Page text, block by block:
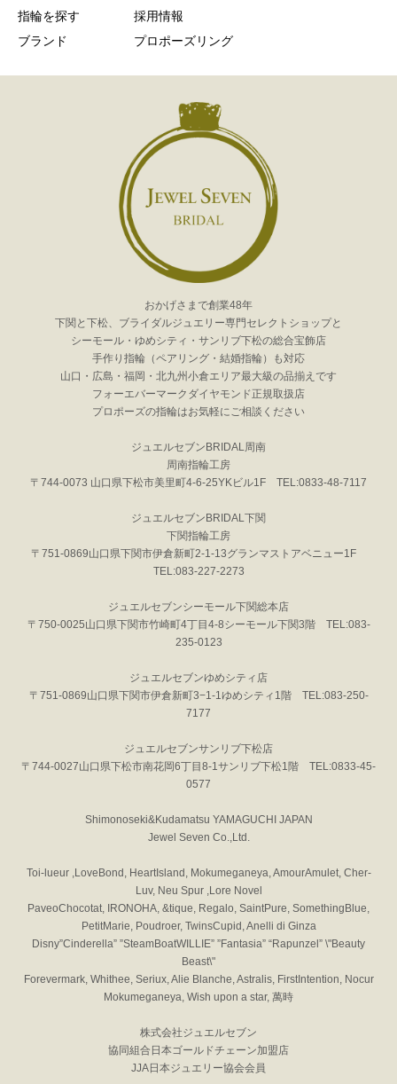
指輪を探す
ブランド
採用情報
プロポーズリング
おかげさまで創業48年
下関と下松、ブライダルジュエリー専門セレクトショップと
シーモール・ゆめシティ・サンリブ下松の総合宝飾店
手作り指輪（ペアリング・結婚指輪）も対応
山口・広島・福岡・北九州小倉エリア最大級の品揃えです
フォーエバーマークダイヤモンド正規取扱店
プロポーズの指輪はお気軽にご相談ください
ジュエルセブンBRIDAL周南
周南指輪工房
〒744-0073 山口県下松市美里町4-6-25YKビル1F TEL:0833-48-7117
ジュエルセブンBRIDAL下関
下関指輪工房
〒751-0869山口県下関市伊倉新町2-1-13グランマストアベニュー1F
TEL:083-227-2273
ジュエルセブンシーモール下関総本店
〒750-0025山口県下関市竹崎町4丁目4-8シーモール下関3階 TEL:083-
235-0123
ジュエルセブンゆめシティ店
〒751-0869山口県下関市伊倉新町3−1-1ゆめシティ1階 TEL:083-250-
7177
ジュエルセブンサンリブ下松店
〒744-0027山口県下松市南花岡6丁目8-1サンリブ下松1階 TEL:0833-45-
0577
Shimonoseki&Kudamatsu YAMAGUCHI JAPAN
Jewel Seven Co.,Ltd.
Toi-lueur ,LoveBond, HeartIsland, Mokumeganeya, AmourAmulet, Cher-
Luv, Neu Spur ,Lore Novel
PaveoChocotat, IRONOHA, &tique, Regalo, SaintPure, SomethingBlue,
PetitMarie, Poudroer, TwinsCupid, Anelli di Ginza
Disny”Cinderella” ”SteamBoatWILLIE” ”Fantasia” “Rapunzel” \"Beauty
Beast\"
Forevermark, Whithee, Seriux, Alie Blanche, Astralis, FirstIntention, Nocur
Mokumeganeya, Wish upon a star, 萬時
株式会社ジュエルセブン
協同組合日本ゴールドチェーン加盟店
JJA日本ジュエリー協会会員